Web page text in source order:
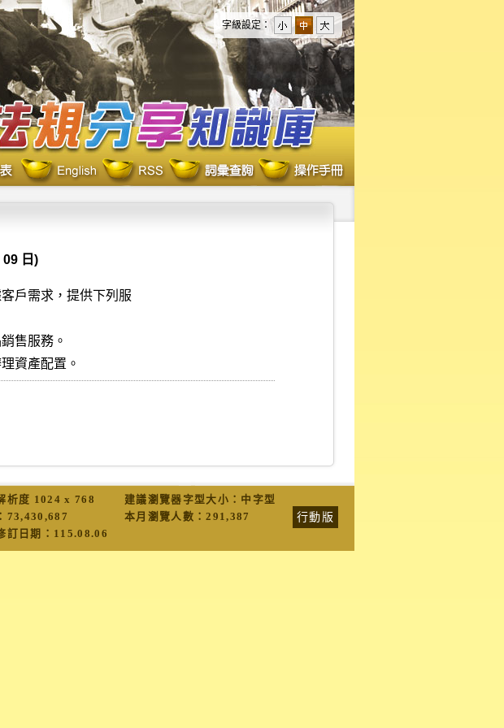
字級設定：
09 日)
戶需求，提供下列服
售服務。
資產配置。
析度 1024 x 768 建議瀏覽器字型大小：中字型
行動版
73,430,687 本月瀏覽人數：291,387
訂日期： 115.08.06